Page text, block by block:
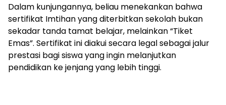
Dalam kunjungannya, beliau menekankan bahwa
sertifikat Imtihan yang diterbitkan sekolah bukan
sekadar tanda tamat belajar, melainkan “Tiket
Emas”. Sertifikat ini diakui secara legal sebagai jalur
prestasi bagi siswa yang ingin melanjutkan
pendidikan ke jenjang yang lebih tinggi.